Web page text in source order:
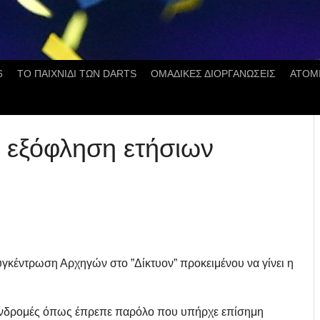
ΤΟ ΠΑΙΧΝΙΔΙ ΤΩΝ DARTS ΟΜΑΔΙΚΕΣ ΔΙΟΡΓΑΝΩΣΕΙΣ
ετήσιων
Αρχηγών στο ”Δίκτυον” προκειμένου να γίνει η
όπως έπρεπε παρόλο που υπήρχε επίσημη